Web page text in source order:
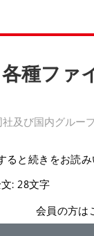
種ファ
及び国内グルー
と続きをお読み
: 28文字
会員の方は